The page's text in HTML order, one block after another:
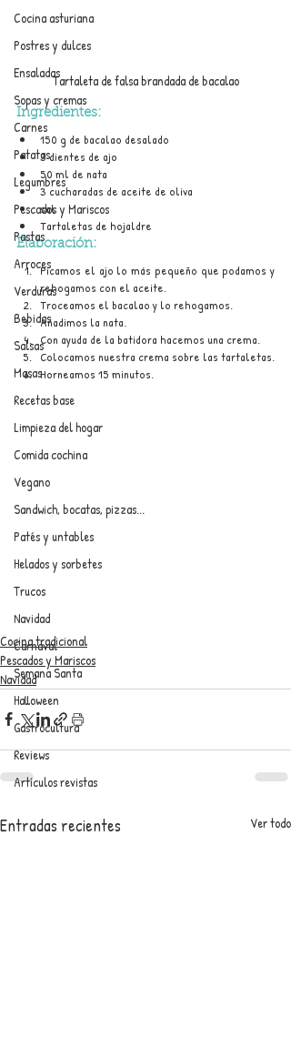
Cocina asturiana
Postres y dulces
Ensaladas
Sopas y cremas
Carnes
Patatas
Legumbres
Pescados y Mariscos
Pastas
Arroces
Verduras
Bebidas
Salsas
Masas
Recetas base
Limpieza del hogar
Comida cochina
Vegano
Sandwich, bocatas, pizzas...
Patés y untables
Helados y sorbetes
Trucos
Navidad
Carnaval
Semana Santa
Halloween
Gastrocultura
Reviews
Artículos revistas
Tartaleta de falsa brandada de bacalao
Ingredientes:
150 g de bacalao desalado
3 dientes de ajo
50 ml de nata
3 cucharadas de aceite de oliva
sal
Tartaletas de hojaldre
Elaboración:
Picamos el ajo lo más pequeño que podamos y
rehogamos con el aceite.
Troceamos el bacalao y lo rehogamos.
Añadimos la nata.
Con ayuda de la batidora hacemos una crema.
Colocamos nuestra crema sobre las tartaletas.
Horneamos 15 minutos.
Cocina tradicional
Pescados y Mariscos
Navidad
Entradas recientes Ver todo